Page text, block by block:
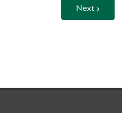
Next